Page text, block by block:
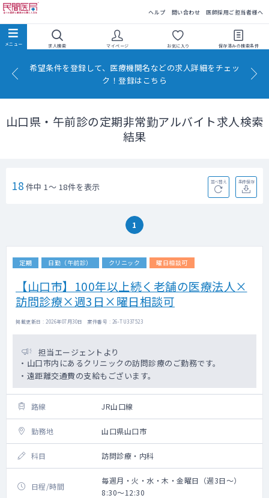
ヘルプ 問い合わせ 医師採用ご担当者様へ
求人検索 マイページ お気に入り 保存済みの検索条件
希望条件を登録して、医療機関名などの求人詳細をチェッ
ク！登録はこちら
山口県・午前診の定期非常勤アルバイト求人検索
結果
18 件中 1～ 18件を表示 並べ替え 条件保存
1
定期 日勤（午前診） クリニック 曜日相談可
【山口市】100年以上続く老舗の医療法人×
訪問診療×週3日×曜日相談可
掲載更新日 : 2026年07月30日 案件番号 : 26-TU337523
担当エージェントより
・山口市内にあるクリニックの訪問診療のご勤務です。
・遠距離交通費の支給もございます。
路線 JR山口線
勤務地 山口県山口市
科目 訪問診療・内科
日程/時間
毎週月・火・水・木・金曜日（週3日～）
8:30～12:30